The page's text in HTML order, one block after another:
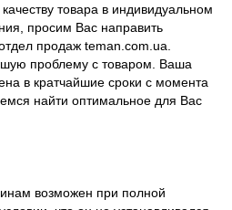
товара в индивидуальном
просим Вас направить
продаж teman.com.ua.
проблему с товаром. Ваша
в кратчайшие сроки с момента
найти оптимальное для Вас
возможен при полной